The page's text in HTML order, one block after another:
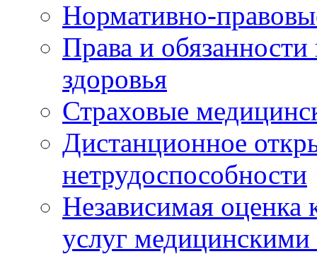
Нормативно-
Права и
здоровья
Страховые
Дистанционное
нетрудоспособности
Независимая оценка
услуг